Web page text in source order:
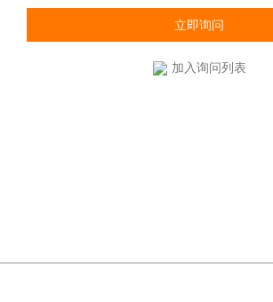
立即询问
加入询问列表